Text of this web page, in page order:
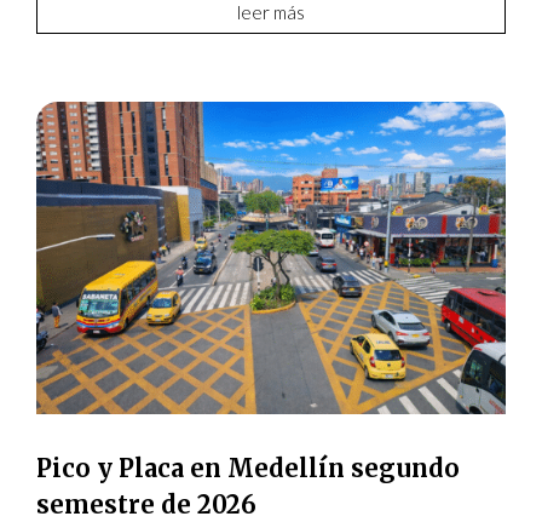
leer más
Pico y Placa en Medellín segundo
semestre de 2026